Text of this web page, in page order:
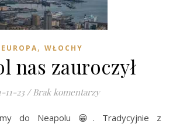
EUROPA, WŁOCHY
nas zauroczył
11-23 / Brak komentarzy